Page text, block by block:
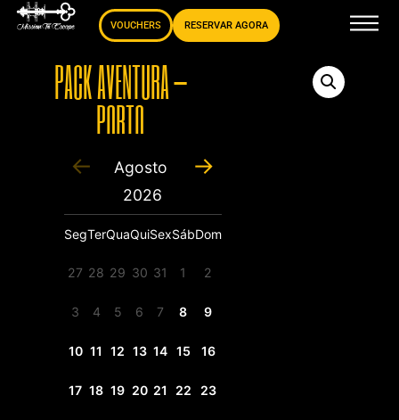
VOUCHERS RESERVAR AGORA
PACK AVENTURA –
PORTO
Agosto
2026
SegTerQuaQuiSexSábDom
27 28 29 30 31 1 2
3 4 5 6 7 8 9
10 11 12 13 14 15 16
17 18 19 20 21 22 23